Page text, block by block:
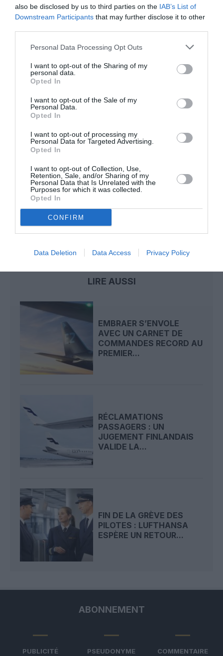
also be disclosed by us to third parties on the IAB’s List of
Downstream Participants that may further disclose it to other
Personal Data Processing Opt Outs
I want to opt-out of the Sharing of my
personal data.
Opted In
I want to opt-out of the Sale of my
Personal Data.
Opted In
I want to opt-out of processing my
Personal Data for Targeted Advertising.
Opted In
I want to opt-out of Collection, Use,
Retention, Sale, and/or Sharing of my
Personal Data that Is Unrelated with the
Purposes for which it was collected.
Opted In
CONFIRM
Data Deletion Data Access Privacy Policy
DERNIERS COMMENTAIRES
Mathématiques
19 h 23 sans escale : le Boeing 777F de National
Airlines relie l’Écosse à l’Australie
Badissi novembria commenté l'article :
Nice–Corse : ces vols électriques qui se profilent à
LIRE AUSSI
EMBRAER S’ENVOLE
AVEC UN CARNET DE
COMMANDES RECORD AU
PREMIER...
RÉCLAMATIONS
PASSAGERS : UN
JUGEMENT FINLANDAIS
VALIDE LA...
FIN DE LA GRÈVE DES
PILOTES : LUFTHANSA
ESPÈRE UN RETOUR...
ABONNEMENT
PUBLICITÉ
PSEUDONYME
COMMENTAIRE